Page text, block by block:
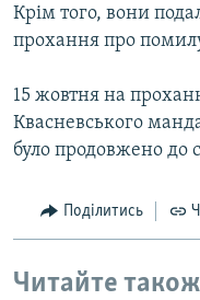
Крім того, вони
прохання про
15 жовтня на
Квасневського
було продовжено до
Поділитись
Читайте також